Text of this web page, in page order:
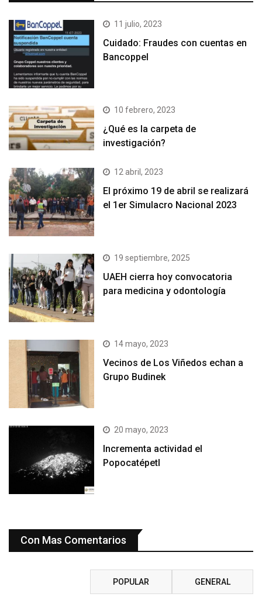
11 julio, 2023
Cuidado: Fraudes con cuentas en
Bancoppel
10 febrero, 2023
¿Qué es la carpeta de
investigación?
12 abril, 2023
El próximo 19 de abril se realizará
el 1er Simulacro Nacional 2023
19 septiembre, 2025
UAEH cierra hoy convocatoria
para medicina y odontología
14 mayo, 2023
Vecinos de Los Viñedos echan a
Grupo Budinek
20 mayo, 2023
Incrementa actividad el
Popocatépetl
Con Mas Comentarios
POPULAR GENERAL